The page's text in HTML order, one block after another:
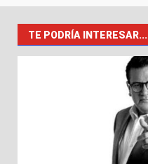
TE PODRÍA INTERESAR...